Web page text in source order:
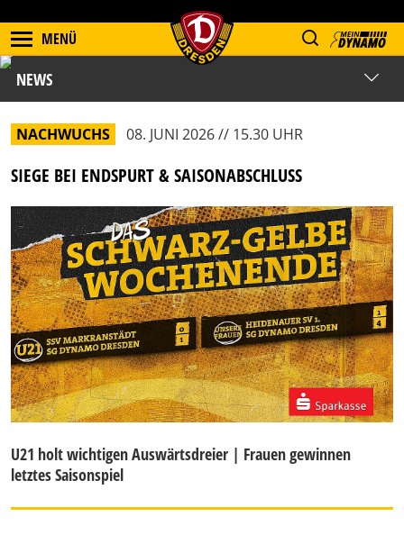
MENÜ
NEWS
NACHWUCHS 08. JUNI 2026 // 15.30 UHR
SIEGE BEI ENDSPURT & SAISONABSCHLUSS
U21 holt wichtigen Auswärtsdreier | Frauen gewinnen
letztes Saisonspiel